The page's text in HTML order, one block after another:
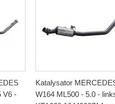
V6 -
Katalysator
W164 ML500 - 5.0 -